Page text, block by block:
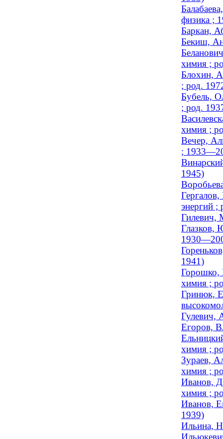
физика ;
Баркан,
Бекиш,
химия ;
Блохин,
; род.
Бубель,
; род.
химия ;
Вечер,
;
1945)
энергий ;
Гилевич,
Глазков,
1941)
Горошко,
химия ;
Гринюк,
Гулевич,
Егоров,
химия ;
Зураев,
химия ;
Иванов,
химия ;
Иванов,
1939)
Ильина,